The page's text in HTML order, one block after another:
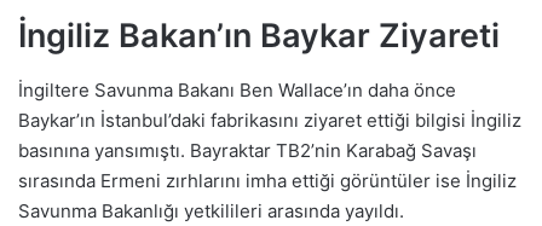
İngiliz Bakan’ın Baykar Ziyareti
İngiltere Savunma Bakanı Ben Wallace’ın daha önce
Baykar’ın İstanbul’daki fabrikasını ziyaret ettiği bilgisi İngiliz
basınına yansımıştı. Bayraktar TB2’nin Karabağ Savaşı
sırasında Ermeni zırhlarını imha ettiği görüntüler ise İngiliz
Savunma Bakanlığı yetkilileri arasında yayıldı.